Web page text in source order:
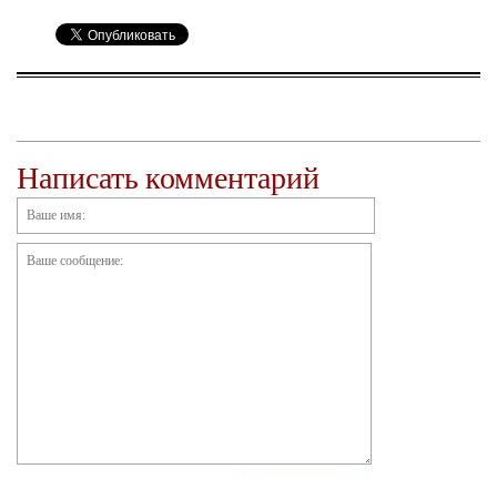
Написать комментарий